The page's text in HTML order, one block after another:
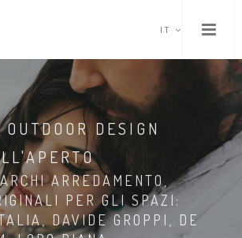
IT
DESIGN
ARREDAMENTO,
PER GLI SPAZI:
DAVIDE GROPPI, DE